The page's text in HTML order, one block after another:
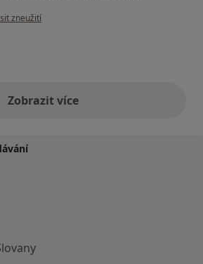
uživatele p.h.
zneužití
Zobrazit vícevýše uvedené názory